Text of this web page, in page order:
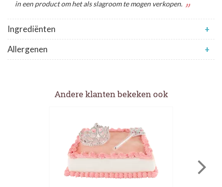
Ingrediënten
+
Allergenen
+
in een product om het als slagroom te mogen verkopen.
Andere klanten bekeken ook